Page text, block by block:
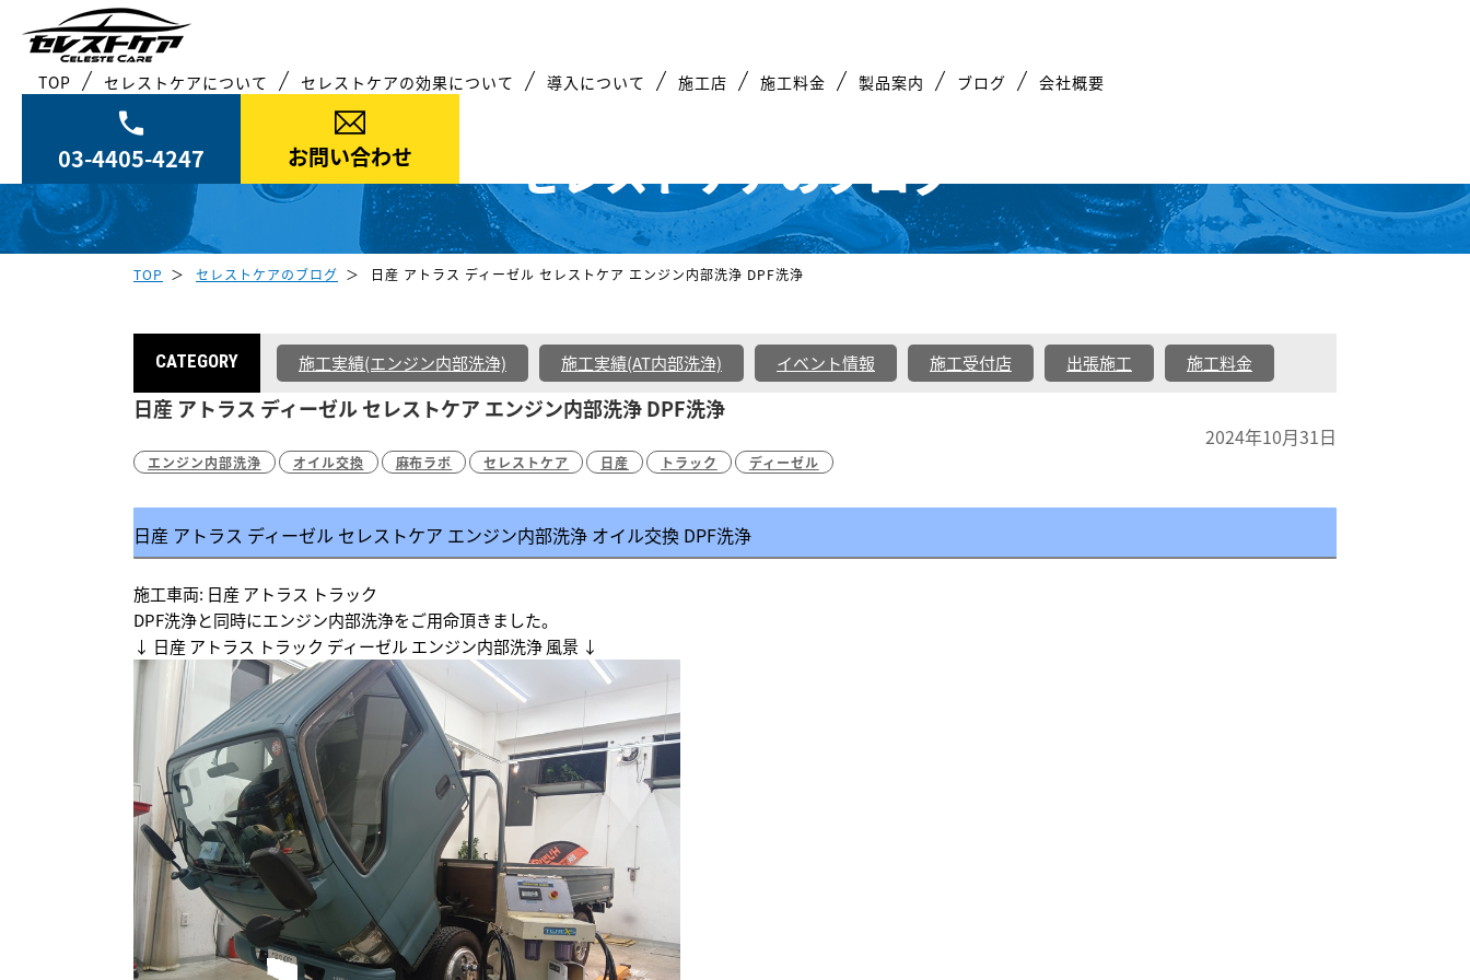
TOP セレストケアについて セレストケアの効果について 導入について 施工店 施工料金 製品案内 ブログ 会社概要
03-4405-4247 お問い合わせ セレストケアのブログ
TOP セレストケアのブログ 日産 アトラス ディーゼル セレストケア エンジン内部洗浄 DPF洗浄
CATEGORY 施工実績(エンジン内部洗浄) 施工実績(AT内部洗浄) イベント情報 施工受付店 出張施工 施工料金
日産 アトラス ディーゼル セレストケア エンジン内部洗浄 DPF洗浄
2024年10月31日
エンジン内部洗浄 オイル交換 麻布ラボ セレストケア 日産 トラック ディーゼル
日産 アトラス ディーゼル セレストケア エンジン内部洗浄 オイル交換 DPF洗浄
施工車両: 日産 アトラス トラック
DPF洗浄と同時にエンジン内部洗浄をご用命頂きました。
↓ 日産 アトラス トラック ディーゼル エンジン内部洗浄 風景 ↓